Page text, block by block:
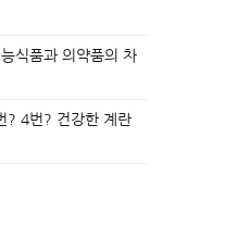
식품과 의약품의 차
? 4번? 건강한 계란